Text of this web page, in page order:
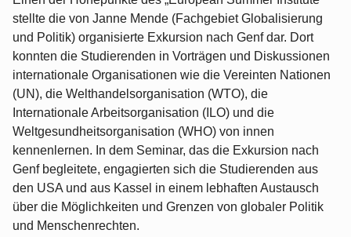
stellte die von Janne Mende (Fachgebiet Globalisierung
und Politik) organisierte Exkursion nach Genf dar. Dort
konnten die Studierenden in Vorträgen und Diskussionen
internationale Organisationen wie die Vereinten Nationen
(UN), die Welthandelsorganisation (WTO), die
Internationale Arbeitsorganisation (ILO) und die
Weltgesundheitsorganisation (WHO) von innen
kennenlernen. In dem Seminar, das die Exkursion nach
Genf begleitete, engagierten sich die Studierenden aus
den USA und aus Kassel in einem lebhaften Austausch
über die Möglichkeiten und Grenzen von globaler Politik
und Menschenrechten.